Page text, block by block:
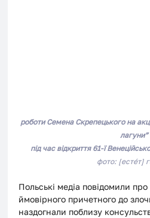
роботи Семена Скрепецького на
лагуни”
під час відкриття 61-ї
фото: [естéт]
Польські медіа повідомили
ймовірного причетного до
наздогнали поблизу